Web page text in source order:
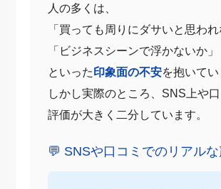
人の多くは、
「買っても周りにダサいと思われ
「ビジネスシーンで浮かないか」
といった印象面の不安を抱いてい
しかし実際のところ、SNS上や
評価が大きく二分しています。
💬 SNSや口コミでのリアル